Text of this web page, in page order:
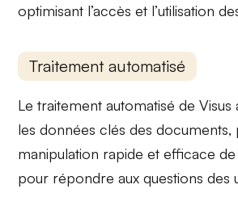
optimisant l’accès et l’utilisation
Traitement automatisé
Letraitement automatisé de Visus
les données clés des documents,
manipulation rapide et efficace de
pour répondre aux questions des